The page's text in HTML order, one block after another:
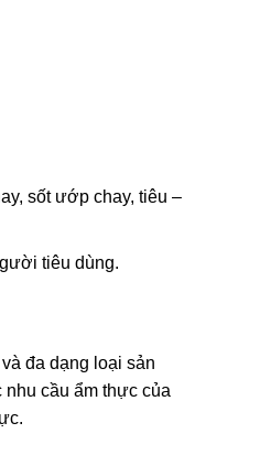
sốt ướp chay, tiêu –
tiêu dùng.
đa dạng loại sản
cầu ẩm thực của